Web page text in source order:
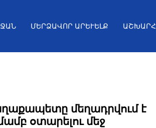
ՄԵՐՁԱՎՈՐ ԱՐԵՒԵԼՔ ԱՇԽԱՐՀ
մեղադրվում է
օտարելու մեջ